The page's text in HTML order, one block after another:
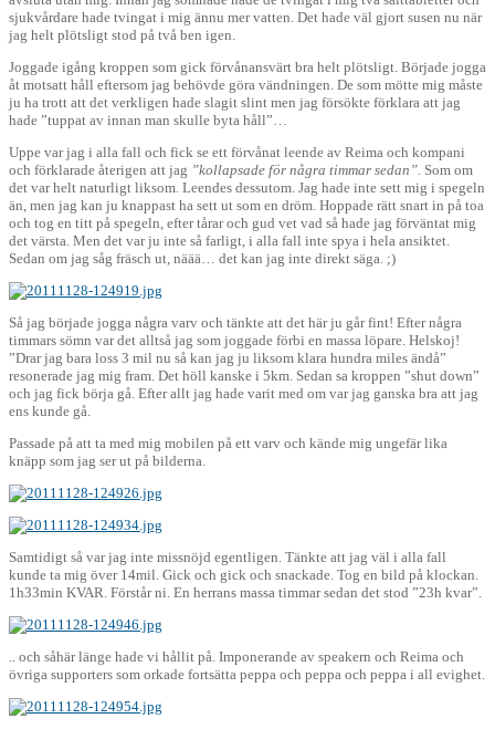
sjukvårdare hade tvingat i mig ännu mer vatten. Det hade väl gjort susen nu när
jag helt plötsligt stod på två ben igen.
Joggade igång kroppen som gick förvånansvärt bra helt plötsligt. Började jogga
åt motsatt håll eftersom jag behövde göra vändningen. De som mötte mig måste
ju ha trott att det verkligen hade slagit slint men jag försökte förklara att jag
hade ”tuppat av innan man skulle byta håll”…
Uppe var jag i alla fall och fick se ett förvånat leende av Reima och kompani
och förklarade återigen att jag ”kollapsade för några timmar sedan”. Som om
det var helt naturligt liksom. Leendes dessutom. Jag hade inte sett mig i spegeln
än, men jag kan ju knappast ha sett ut som en dröm. Hoppade rätt snart in på toa
och tog en titt på spegeln, efter tårar och gud vet vad så hade jag förväntat mig
det värsta. Men det var ju inte så farligt, i alla fall inte spya i hela ansiktet.
Sedan om jag såg fräsch ut, näää… det kan jag inte direkt säga. ;)
Så jag började jogga några varv och tänkte att det här ju går fint! Efter några
timmars sömn var det alltså jag som joggade förbi en massa löpare. Helskoj!
”Drar jag bara loss 3 mil nu så kan jag ju liksom klara hundra miles ändå”
resonerade jag mig fram. Det höll kanske i 5km. Sedan sa kroppen ”shut down”
och jag fick börja gå. Efter allt jag hade varit med om var jag ganska bra att jag
ens kunde gå.
Passade på att ta med mig mobilen på ett varv och kände mig ungefär lika
knäpp som jag ser ut på bilderna.
Samtidigt så var jag inte missnöjd egentligen. Tänkte att jag väl i alla fall
kunde ta mig över 14mil. Gick och gick och snackade. Tog en bild på klockan.
1h33min KVAR. Förstår ni. En herrans massa timmar sedan det stod ”23h kvar”.
.. och såhär länge hade vi hållit på. Imponerande av speakern och Reima och
övriga supporters som orkade fortsätta peppa och peppa och peppa i all evighet.